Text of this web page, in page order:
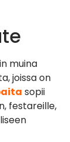
muina
joissa on
sopii
festareille,